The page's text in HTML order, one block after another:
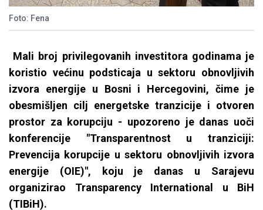
Foto: Fena
Mali broj privilegovanih investitora godinama je
koristio većinu podsticaja u sektoru obnovljivih
izvora energije u Bosni i Hercegovini, čime je
obesmišljen cilj energetske tranzicije i otvoren
prostor za korupciju - upozoreno je danas uoči
konferencije "Transparentnost u tranziciji:
Prevencija korupcije u sektoru obnovljivih izvora
energije (OIE)", koju je danas u Sarajevu
organizirao Transparency International u BiH
(TIBiH).